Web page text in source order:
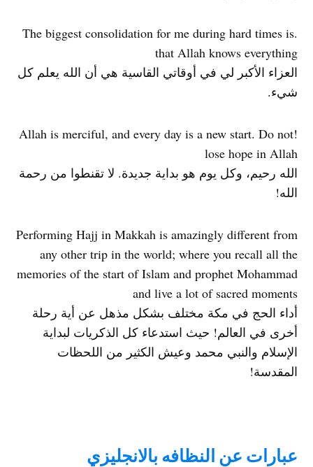
.The biggest consolidation for me during hard times is
that Allah knows everything
العزاء الأكبر لي في أوقاتي القاسية هي أن الله يعلم كل
شيء.
!Allah is merciful, and every day is a new start. Do not
lose hope in Allah
الله رحيم، وكل يوم هو بداية جديدة. لا تقنطوا من رحمة
الله!
Performing Hajj in Makkah is amazingly different from
any other trip in the world; where you recall all the
memories of the start of Islam and prophet Mohammad
and live a lot of sacred moments
أداء الحج في مكة مختلف بشكل مذهل عن أية رحلة
أخرى في العالم! حيث استدعاء كل الذكريات لبداية
الإسلام والنبي محمد وعيش الكثير من اللحظات
المقدسة!
عبارات عن النظافه بالانجليزي